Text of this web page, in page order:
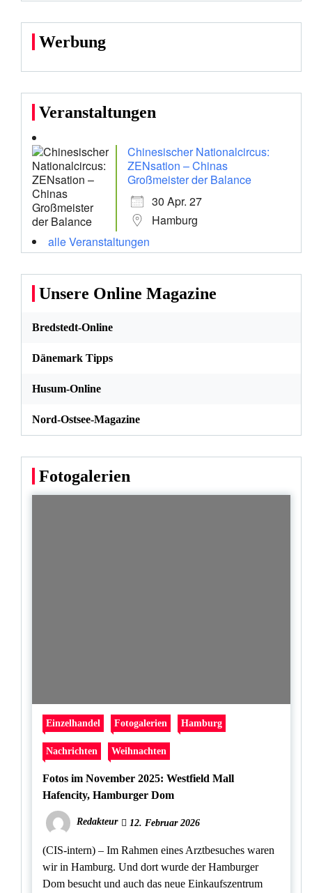
Werbung
Veranstaltungen
Chinesischer Nationalcircus:
ZENsation – Chinas
Großmeister der Balance
30 Apr. 27
Hamburg
alle Veranstaltungen
Unsere Online Magazine
Bredstedt-Online
Dänemark Tipps
Husum-Online
Nord-Ostsee-Magazine
Fotogalerien
Einzelhandel Fotogalerien Hamburg
Nachrichten Weihnachten
Fotos im November 2025: Westfield Mall
Hafencity, Hamburger Dom
Redakteur 12. Februar 2026
(CIS-intern) – Im Rahmen eines Arztbesuches waren
wir in Hamburg. Und dort wurde der Hamburger
Dom besucht und auch das neue Einkaufszentrum